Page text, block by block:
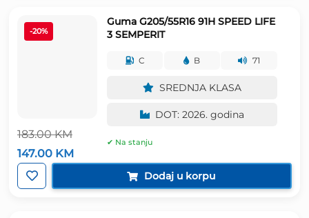
-20%
183.00KM
Izvorna
cijena
bila
je:
147.00 KM Trenutna
cijena
147.00 KM.
Guma G205/55R16 91H SPEED LIFE
3 SEMPERIT
C B 71
SREDNJA KLASA
DOT: 2026. godina
✔ Na stanju
Dodaj u korpu